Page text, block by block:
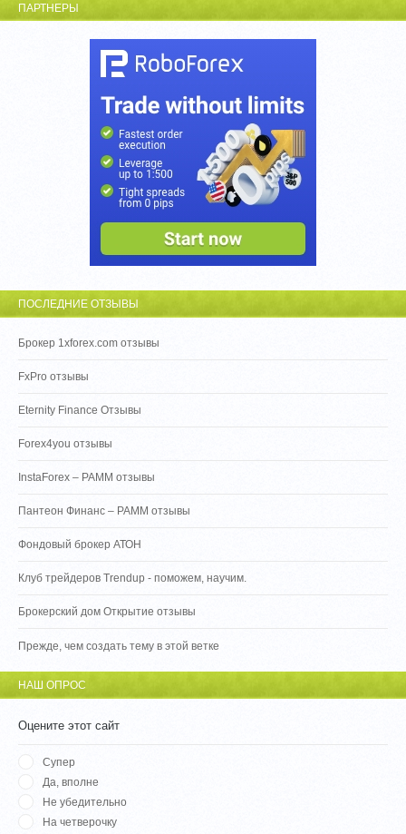
ПАРТНЕРЫ
ПОСЛЕДНИЕ ОТЗЫВЫ
Брокер 1xforex.com отзывы
FxPro отзывы
Eternity Finance Отзывы
Forex4you отзывы
InstaForex – PAMM отзывы
Пантеон Финанс – PAMM отзывы
Фондовый брокер АТОН
Клуб трейдеров Trendup - поможем, научим.
Брокерский дом Открытие отзывы
Прежде, чем создать тему в этой ветке
НАШ ОПРОС
Оцените этот сайт
Супер
Да, вполне
Не убедительно
На четверочку